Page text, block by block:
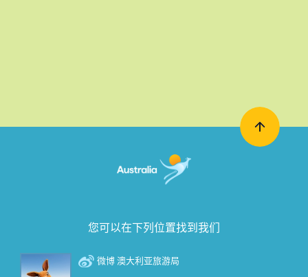
您可以在下列位置找到我们
微博 澳大利亚旅游局